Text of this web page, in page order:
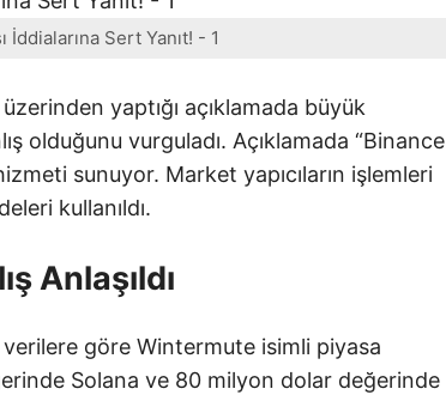
İddialarına Sert Yanıt! - 1
yaptığı açıklamada büyük
olduğunu vurguladı. Açıklamada “Binance
sunuyor. Market yapıcıların işlemleri
kullanıldı.
Anlaşıldı
göre Wintermute isimli piyasa
Solana ve 80 milyon dolar değerinde